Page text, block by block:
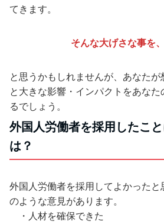
てきます。
そんな大げさな事を、
と思うかもしれませんが、あなた
と大きな影響・インパクトをあなた
るでしょう。
外国人労働者を採用したこ
は？
外国人労働者を採用してよかった
のような意見があります。
・人材を確保できた